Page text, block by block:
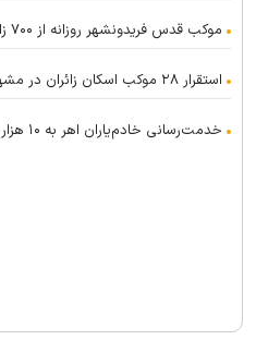
موکب قدس فریدونشهر روزانه از ۷۰۰ زائر پذیرایی می‌کند
استقرار ۲۸ موکب اسکان زائران در مشهد هم زمان با دهه پایانی صفر
خدمت‌رسانی خادم‌یاران اهر به ۱۰ هزار عزادار آیین جاماندگان اربعین